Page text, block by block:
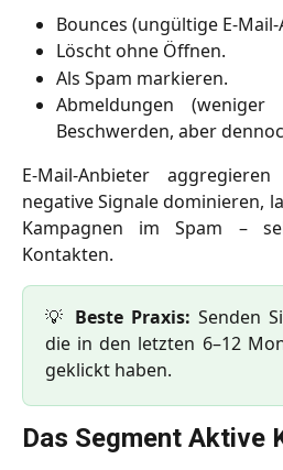
Bounces (ungültige E-Mail-
Löscht ohne Öffnen.
Als Spam markieren.
Abmeldungen
Beschwerden, aber
E-Mail-Anbieter
negative Signale dominieren,
Kampagnen im Spam –
Kontakten.
💡 Beste Praxis: Senden
die in den letzten 6–12
geklickt haben.
Das Segment Aktive